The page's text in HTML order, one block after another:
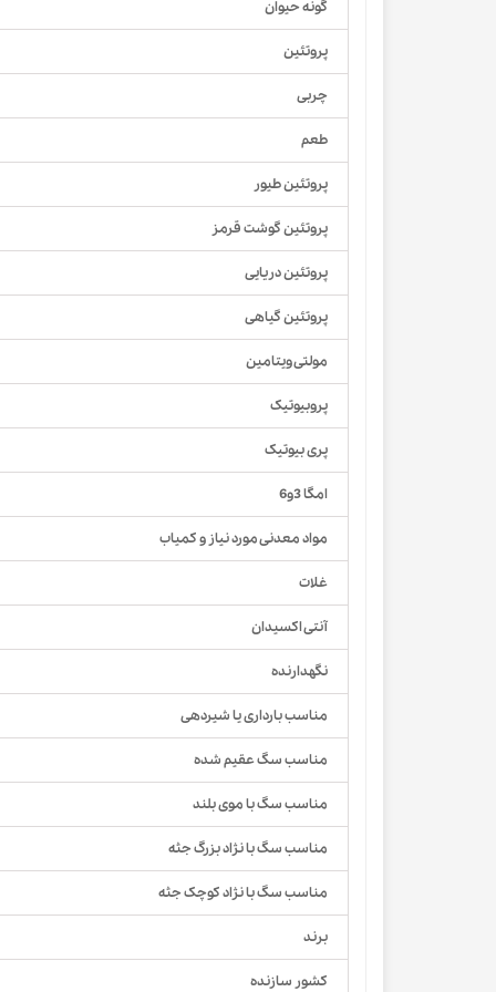
گونه حیوان
پروتئین
چربی
طعم
پروتئین طیور
پروتئین گوشت قرمز
پروتئین دریایی
پروتئین گیاهی
مولتی ویتامین
پروبیوتیک
پری بیوتیک
امگا 3و6
مواد معدنی مورد نیاز و کمیاب
غلات
آنتی اکسیدان
نگهدارنده
مناسب بارداری یا شیردهی
مناسب سگ عقیم شده
مناسب سگ با موی بلند
مناسب سگ با نژاد بزرگ جثه
مناسب سگ با نژاد کوچک جثه
برند
کشور سازنده